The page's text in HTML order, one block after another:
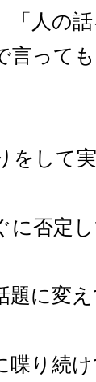
「人の
言って
をして
に否定
題に変
喋り続